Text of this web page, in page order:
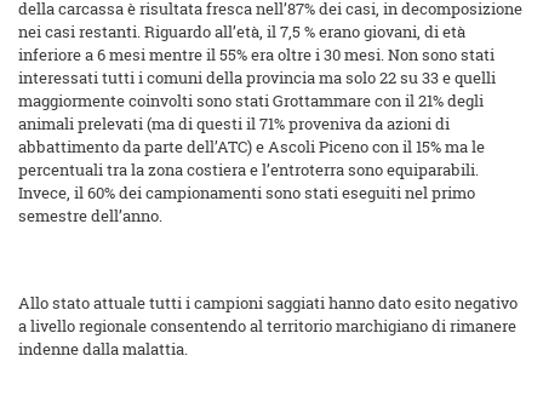
della carcassa è risultata fresca nell’87% dei casi, in decomposizione
nei casi restanti. Riguardo all’età, il 7,5 % erano giovani, di età
inferiore a 6 mesi mentre il 55% era oltre i 30 mesi. Non sono stati
interessati tutti i comuni della provincia ma solo 22 su 33 e quelli
maggiormente coinvolti sono stati Grottammare con il 21% degli
animali prelevati (ma di questi il 71% proveniva da azioni di
abbattimento da parte dell’ATC) e Ascoli Piceno con il 15% ma le
percentuali tra la zona costiera e l’entroterra sono equiparabili.
Invece, il 60% dei campionamenti sono stati eseguiti nel primo
semestre dell’anno.
Allo stato attuale tutti i campioni saggiati hanno dato esito negativo
a livello regionale consentendo al territorio marchigiano di rimanere
indenne dalla malattia.